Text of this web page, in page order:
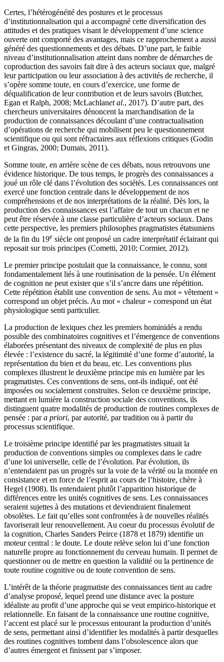
Certes, l’hétérogénéité des postures et le processus
d’institutionnalisation qui a accompagné cette diversification des
attitudes et des pratiques visant le développement d’une science
ouverte ont comporté des avantages, mais ce rapprochement a aussi
généré des questionnements et des débats. D’une part, le faible
niveau d’institutionnalisation atteint dans nombre de démarches de
coproduction des savoirs fait dire à des acteurs sociaux que, malgré
leur participation ou leur association à des activités de recherche, il
s’opère somme toute, en cours d’exercice, une forme de
déqualification de leur contribution et de leurs savoirs (Butcher,
Egan et Ralph, 2008; McLachlanet al., 2017). D’autre part, des
chercheurs universitaires dénoncent la marchandisation de la
production de connaissances découlant d’une contractualisation
d’opérations de recherche qui mobilisent peu le questionnement
scientifique ou qui sont réfractaires aux réflexions critiques (Godin
et Gingras, 2000; Dumais, 2011).
Somme toute, en arrière scène de ces débats, nous retrouvons une
évidence historique. De tous temps, le progrès des connaissances a
joué un rôle clé dans l’évolution des sociétés. Les connaissances ont
exercé une fonction centrale dans le développement de nos
compréhensions et de nos interprétations de la réalité. Dès lors, la
production des connaissances est l’affaire de tout un chacun et ne
peut être réservée à une classe particulière d’acteurs sociaux. Dans
cette perspective, les premiers philosophes pragmatistes étatsuniens
de la fin du 19e siècle ont proposé un cadre interprétatif éclairant qui
reposait sur trois principes (Cometti, 2010; Cormier, 2012).
Le premier principe postulait que la connaissance, le connu, sont
fondamentalement liés à une routinisation de la pensée. Un élément
de cognition ne peut exister que s’il s’ancre dans une répétition.
Cette répétition établit une convention de sens. Au mot « vêtement »
correspond un objet précis. Au mot « chaleur » correspond un état
physiologique senti particulier.
La production de lexiques chez les premiers hominidés a rendu
possible des combinatoires cognitives et l’émergence de conventions
élaborées présentant des niveaux de complexité de plus en plus
élevée : l’existence du sacré, la légitimité d’une forme d’autorité, la
représentation du bien et du beau, etc. Les conventions plus
complexes illustrent le deuxième principe mis en lumière par les
pragmatistes. Ces conventions de sens, ont-ils indiqué, ont été
imposées ou socialement construites. Selon ce deuxième principe,
mettant en lumière la construction sociale des conventions, ils
distinguent quatre modalités de production de routines complexes de
pensée : para priori, par autorité, par tradition ou à partir du
processus scientifique.
Le troisième principe identifié par les pragmatistes situait la
production de conventions simples ou complexes dans le cadre
d’une loi universelle, celle de l’évolution. Par évolution, ils
n’entendaient pas un progrès sur la voie de la vérité ou la montée en
consistance et en force de l’esprit au cours de l’histoire, chère à
Hegel (1908). Ils entendaient plutôt l’apparition historique de
différences entre les unités cognitives de sens. Les connaissances
seraient sujettes à des mutations et deviendraient finalement
obsolètes. Le fait qu’elles sont confrontées à de nouvelles réalités
favoriserait leur renouvellement. Au coeur du processus évolutif de
la cognition, Charles Sanders Peirce (1878 et 1879) identifie un
moteur central : le doute. Le doute relève selon lui d’une fonction
naturelle propre au fonctionnement du cerveau humain. Il permet de
questionner ou de mettre en question la validité ou la pertinence de
toute routine cognitive ou de toute convention de sens.
L’intérêt de la théorie pragmatiste des connaissances tient au cadre
d’analyse proposé, lequel prend une distance avec la posture
idéaliste au profit d’une approche qui se veut empirico-historique et
relationnelle. En faisant de la connaissance une routine cognitive,
l’accent est placé sur le processus entourant la production d’unités
de sens, permettant ainsi d’identifier les modalités à partir desquelles
des routines cognitives tombent dans l’obsolescence alors que
d’autres émergent et finissent par s’imposer.